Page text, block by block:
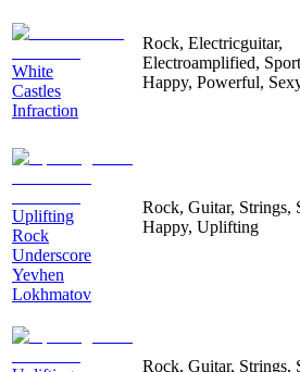
White
Castles
Infraction
Rock, Electricguitar,
Electroamplified,
Happy, Powerful,
Uplifting
Rock
Underscore
Yevhen
Lokhmatov
Rock, Guitar, Strings,
Happy, Uplifting
Rock, Guitar, Strings,